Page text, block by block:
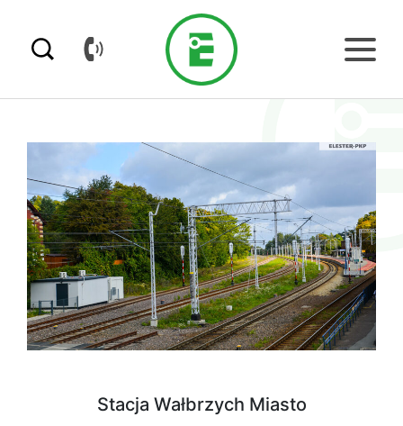
Stacja Wałbrzych Miasto